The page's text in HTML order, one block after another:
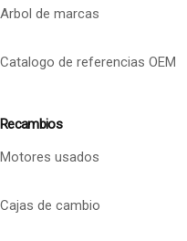
Arbol de marcas
Catalogo de referencias OEM
Recambios
Motores usados
Cajas de cambio